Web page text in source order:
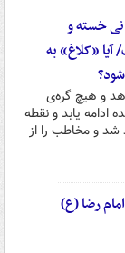
کارگردانی خسته و
«کلاغ» به
و هیچ گره‌ی
یابد و نقطه
و مخاطب را از
رضا (ع)